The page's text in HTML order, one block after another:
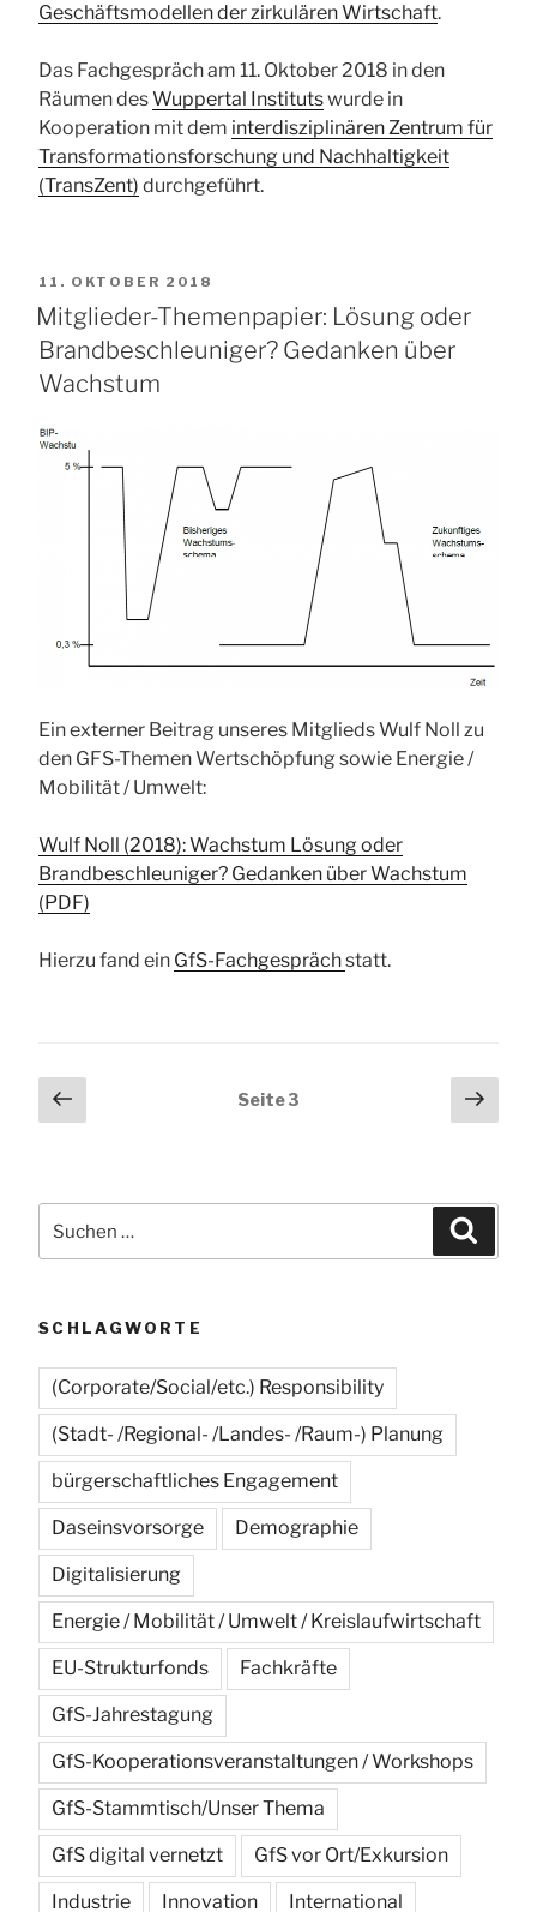
Geschäftsmodellen der zirkulären Wirtschaft.
Das Fachgespräch am 11. Oktober 2018 in den
Räumen desWuppertal Institutswurde in
Kooperation mit dem interdisziplinären Zentrum für
Transformationsforschung und Nachhaltigkeit
(TransZent) durchgeführt.
VERÖFFENTLICHT
AM
11. OKTOBER 2018
Mitglieder-Themenpapier: Lösung oder
Brandbeschleuniger? Gedanken über
Wachstum
Ein externer Beitrag unseres Mitglieds Wulf Noll zu
den GFS-Themen Wertschöpfung sowie Energie /
Mobilität / Umwelt:
Wulf Noll (2018): Wachstum Lösung oder
Brandbeschleuniger? Gedanken über Wachstum
(PDF)
Hierzu fand ein GfS-Fachgesprächstatt.
Seitennummerierung
der
Vorherige
Seite
Seite3
nach:
SCHLAGWORTE
(Corporate/Social/etc.) Responsibility
(Stadt- /Regional- /Landes- /Raum-) Planung
bürgerschaftliches Engagement
Daseinsvorsorge Demographie
Digitalisierung
Energie / Mobilität / Umwelt / Kreislaufwirtschaft
EU-Strukturfonds Fachkräfte
GfS-Jahrestagung
GfS-Kooperationsveranstaltungen / Workshops
GfS-Stammtisch/Unser Thema
GfS digital vernetzt GfS vor Ort/Exkursion
Industrie Innovation International